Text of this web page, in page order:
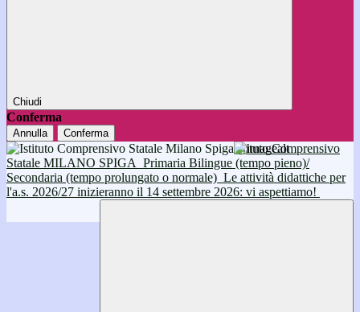
Chiudi
Conferma
Annulla Conferma
Istituto Comprensivo
Statale MILANO SPIGA Primaria Bilingue (tempo pieno)/
Secondaria (tempo prolungato o normale) Le attività didattiche per
l'a.s. 2026/27 inizieranno il 14 settembre 2026: vi aspettiamo!